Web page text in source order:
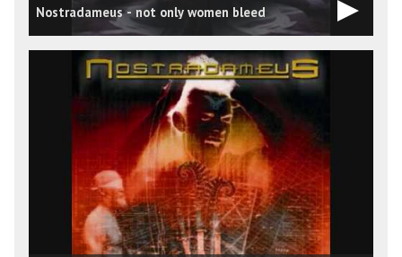
Nostradameus - not only women bleed